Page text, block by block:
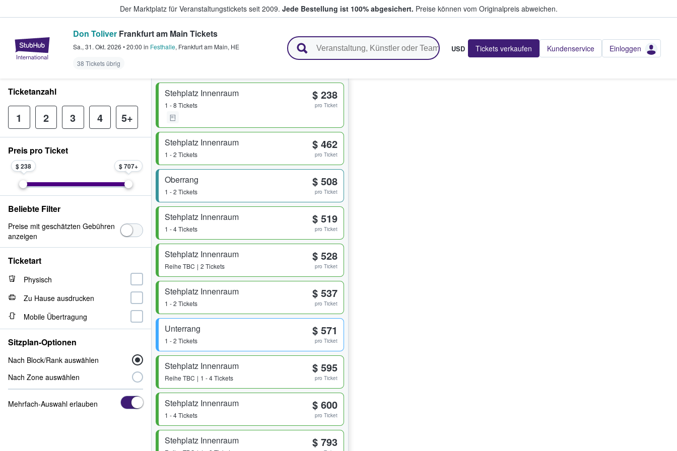
Der Marktplatz für Veranstaltungstickets seit 2009. Jede Bestellung ist 100% abgesichert. Preise können vom Originalpreis abweichen.
StubHub - Wo Fans Tickets kaufen & verkaufen
Don Toliver Frankfurt am Main Tickets
Sa., 31. Okt. 2026 •20:00 in Festhalle, Frankfurt am Main, HE
38 Tickets übrig
USD Tickets verkaufen Kundenservice Einloggen
Stehplatz Innenraum
1 - 8 Tickets
$ 238
pro Ticket
Stehplatz Innenraum
1 - 2 Tickets
$ 462
pro Ticket
Oberrang
1 - 2 Tickets
$ 508
pro Ticket
Stehplatz Innenraum
1 - 4 Tickets
$ 519
pro Ticket
Stehplatz Innenraum
Reihe TBC 2 Tickets
$ 528
pro Ticket
Stehplatz Innenraum
1 - 2 Tickets
$ 537
pro Ticket
Unterrang
1 - 2 Tickets
$ 571
pro Ticket
Stehplatz Innenraum
Reihe TBC 1 - 4 Tickets
$ 595
pro Ticket
Stehplatz Innenraum
1 - 4 Tickets
$ 600
pro Ticket
Stehplatz Innenraum $ 793
Ticketanzahl
1 2 3 4 5+
Preis pro Ticket
$ 238 $ 707
Beliebte Filter
Preise mit geschätzten Gebühren
anzeigen
Ticketart
Physisch
Zu Hause ausdrucken
Mobile Übertragung
Sitzplan-Optionen
Nach Block/Rank auswählen
Nach Zone auswählen
Mehrfach-Auswahl erlauben